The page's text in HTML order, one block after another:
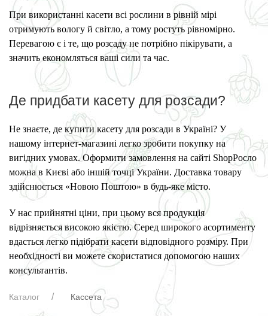
При використанні касети всі рослини в рівній мірі
отримують вологу й світло, а тому ростуть рівномірно.
Перевагою є і те, що розсаду не потрібно пікірувати, а
значить економляться ваші сили та час.
Де придбати касету для розсади?
Не знаєте, де купити касету для розсади в Україні? У
нашому інтернет-магазині легко зробити покупку на
вигідних умовах. Оформити замовлення на сайті ShopРосло
можна в Києві або іншій точці України. Доставка товару
здійснюється «Новою Поштою» в будь-яке місто.
У нас прийнятні ціни, при цьому вся продукція
відрізняється високою якістю. Серед широкого асортименту
вдасться легко підібрати касети відповідного розміру. При
необхідності ви можете скористатися допомогою наших
консультантів.
Каталог Кассета